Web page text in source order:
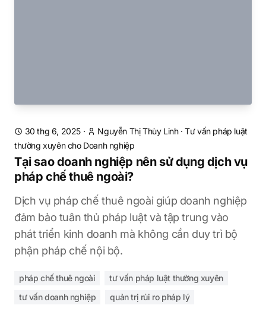
30 thg 6, 2025 · Nguyễn Thị Thùy Linh·Tư vấn pháp luật
thường xuyên cho Doanh nghiệp
Tại sao doanh nghiệp nên sử dụng dịch vụ
pháp chế thuê ngoài?
Dịch vụ pháp chế thuê ngoài giúp doanh nghiệp
đảm bảo tuân thủ pháp luật và tập trung vào
phát triển kinh doanh mà không cần duy trì bộ
phận pháp chế nội bộ.
pháp chế thuê ngoài
tư vấn pháp luật thường xuyên
tư vấn doanh nghiệp
quản trị rủi ro pháp lý